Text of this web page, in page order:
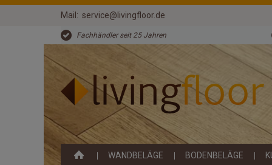
Mail: service@livingfloor.de
Fachhändler seit 25 Jahren
WANDBELÄGE BODENBELÄGE